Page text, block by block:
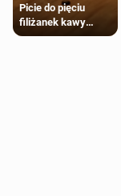
Picie do pięciu
filiżanek kawy
dziennie jest